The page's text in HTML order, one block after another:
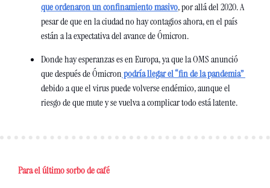
que ordenaron un confinamiento masivo, por allá del 2020. A
pesar de que en la ciudad no hay contagios ahora, en el país
están a la expectativa del avance de Ómicron.
Donde hay esperanzas es en Europa, ya que la OMS anunció
que después de Ómicron
podría llegar el “fin de la pandemia”
debido a que el virus puede volverse endémico, aunque el
riesgo de que mute y se vuelva a complicar todo está latente.
Para el último sorbo de café